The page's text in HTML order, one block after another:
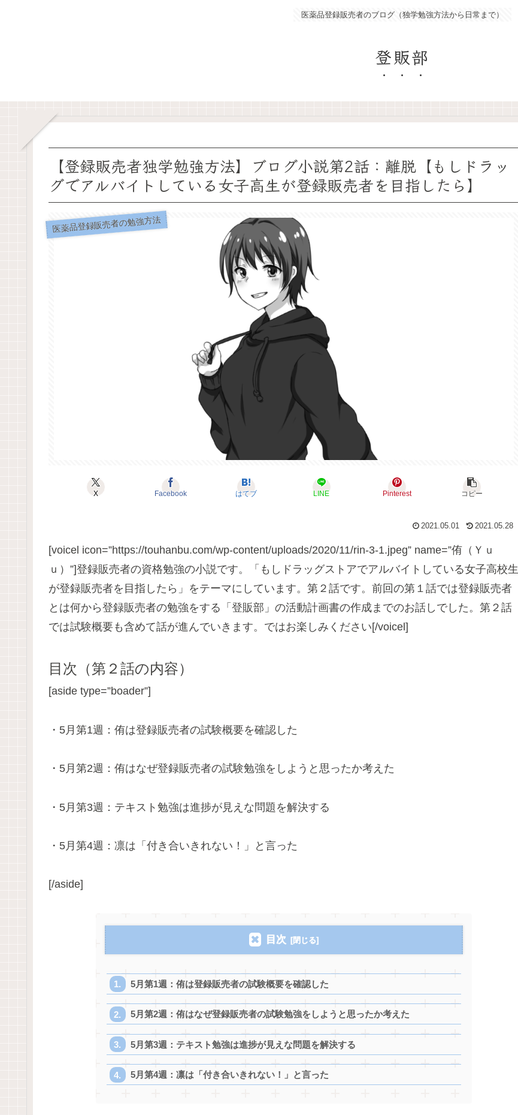
医薬品登録販売者のブログ（独学勉強方法から日常まで）
登販部
【登録販売者独学勉強方法】ブログ小説第2話：離脱【もしドラッ
グでアルバイトしている女子高生が登録販売者を目指したら】
医薬品登録販売者の勉強方法
X Facebook はてブ LINE Pinterest コピー
2021.05.01 2021.05.28
[voicel icon=”https://touhanbu.com/wp-content/uploads/2020/11/rin-3-1.jpeg” name=”侑（Ｙｕ
ｕ）”]登録販売者の資格勉強の小説です。「もしドラッグストアでアルバイトしている女子高校生
が登録販売者を目指したら」をテーマにしています。第２話です。前回の第１話では登録販売者
とは何から登録販売者の勉強をする「登販部」の活動計画書の作成までのお話しでした。第２話
では試験概要も含めて話が進んでいきます。ではお楽しみください[/voicel]
目次（第２話の内容）
[aside type=”boader”]
・5月第1週：侑は登録販売者の試験概要を確認した
・5月第2週：侑はなぜ登録販売者の試験勉強をしようと思ったか考えた
・5月第3週：テキスト勉強は進捗が見えな問題を解決する
・5月第4週：凛は「付き合いきれない！」と言った
[/aside]
目次
5月第1週：侑は登録販売者の試験概要を確認した
5月第2週：侑はなぜ登録販売者の試験勉強をしようと思ったか考えた
5月第3週：テキスト勉強は進捗が見えな問題を解決する
5月第4週：凛は「付き合いきれない！」と言った